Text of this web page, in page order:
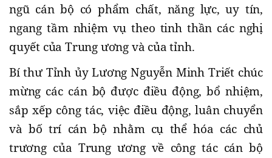
ngũ cán bộ có phẩm chất, năng lực, uy tín,
ngang tầm nhiệm vụ theo tinh thần các nghị
quyết của Trung ương và của tỉnh.
Bí thư Tỉnh ủy Lương Nguyễn Minh Triết chúc
mừng các cán bộ được điều động, bổ nhiệm,
sắp xếp công tác, việc điều động, luân chuyển
và bố trí cán bộ nhằm cụ thể hóa các chủ
trương của Trung ương về công tác cán bộ